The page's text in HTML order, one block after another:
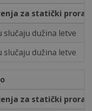
za statički
slučaju dužina letve
slučaju dužina letve
za statički